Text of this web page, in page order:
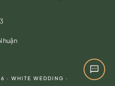
· WHITE WEDDING ·
tài khoản